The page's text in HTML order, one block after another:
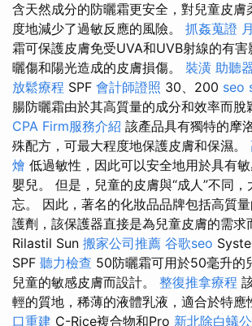
含天然成分的防曬霜更安全，對兒童皮膚
度地減少了過敏反應的風險。 抓姦蒐證
霜可保護皮膚免受UVA和UVB射線的有
曬傷和陽光造成的皮膚損傷。 裝潢 助聽
放鬆療程 SPF 會計師證照 30、200 seo
腸防曬霜由於其高質量的成分和效率而脫
CPA Firm服務介紹 該產品具有獨特的摩
殊配方，可最大程度地保護皮膚和保濕。
燴 低過敏性，因此可以安全地用於具有
嬰兒。 但是，兒童的皮膚與“成人”不同
忘。 因此，著名的化妝品品牌包括高質
護劑，該保護器直接是為兒童皮膚的需求
Rilastil Sun 搬家公司推薦 谷歌seo
SPF 聽力檢查 50防曬霜可用於50毫升的
兒童的敏感皮膚而設計。 整復推拿療程
輕的質地，稀薄的液體乳液，適合於特應
口重建 C-Rice複合物和Pro 新北除白蟻